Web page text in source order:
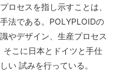
ロセスを指し示すことは、
法である。POLYPLOIDの
やデザイン、生産プロセス
こに日本とドイツと手仕
い 試みを行っている。